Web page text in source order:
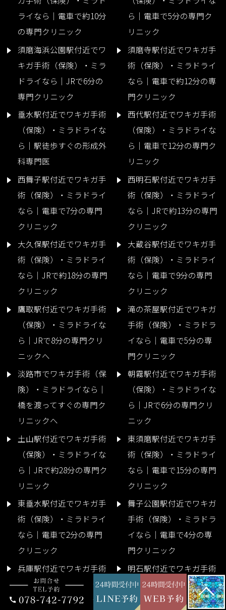
ライなら｜電車で約10分
の専門クリニック
ら｜電車で5分の専門ク
リニック
須磨海浜公園駅付近でワ
キガ手術（保険）・ミラ
ドライなら｜JRで6分の
専門クリニック
須磨寺駅付近でワキガ手
術（保険）・ミラドライ
なら｜電車で約12分の専
門クリニック
垂水駅付近でワキガ手術
（保険）・ミラドライな
ら｜駅徒歩すぐの形成外
科専門医
西代駅付近でワキガ手術
（保険）・ミラドライな
ら｜電車で12分の専門ク
リニック
西舞子駅付近でワキガ手
術（保険）・ミラドライ
なら｜電車で7分の専門
クリニック
西明石駅付近でワキガ手
術（保険）・ミラドライ
なら｜JRで約13分の専門
クリニック
大久保駅付近でワキガ手
術（保険）・ミラドライ
なら｜JRで約18分の専門
クリニック
大蔵谷駅付近でワキガ手
術（保険）・ミラドライ
なら｜電車で9分の専門
クリニック
鷹取駅付近でワキガ手術
（保険）・ミラドライな
ら｜JRで8分の専門クリ
ニックへ
滝の茶屋駅付近でワキガ
手術（保険）・ミラドラ
イなら｜電車で5分の専
門クリニック
淡路市でワキガ手術（保
険）・ミラドライなら｜
橋を渡ってすぐの専門ク
リニックへ
朝霧駅付近でワキガ手術
（保険）・ミラドライな
ら｜JRで6分の専門クリ
ニック
土山駅付近でワキガ手術
（保険）・ミラドライな
ら｜JRで約28分の専門ク
リニック
東須磨駅付近でワキガ手
術（保険）・ミラドライ
なら｜電車で15分の専門
クリニック
東垂水駅付近でワキガ手
術（保険）・ミラドライ
なら｜電車で2分の専門
クリニック
舞子公園駅付近でワキガ
手術（保険）・ミラドラ
イなら｜電車で4分の専
門クリニック
兵庫駅付近でワキガ手術
（保険）・ミラドライな
ら｜JRで13分の専門クリ
明石駅付近でワキガ手術
（保険）・ミラドライな
ら｜JRで5分の専門クリ